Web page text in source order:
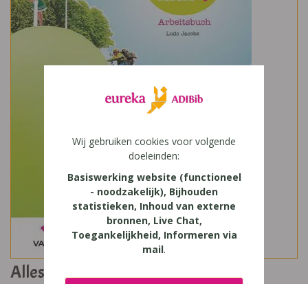
Alles klar 3
Wij gebruiken cookies voor volgende
doeleinden:
Basiswerking website (functioneel
- noodzakelijk), Bijhouden
statistieken, Inhoud van externe
bronnen, Live Chat,
Toegankelijkheid, Informeren via
mail.